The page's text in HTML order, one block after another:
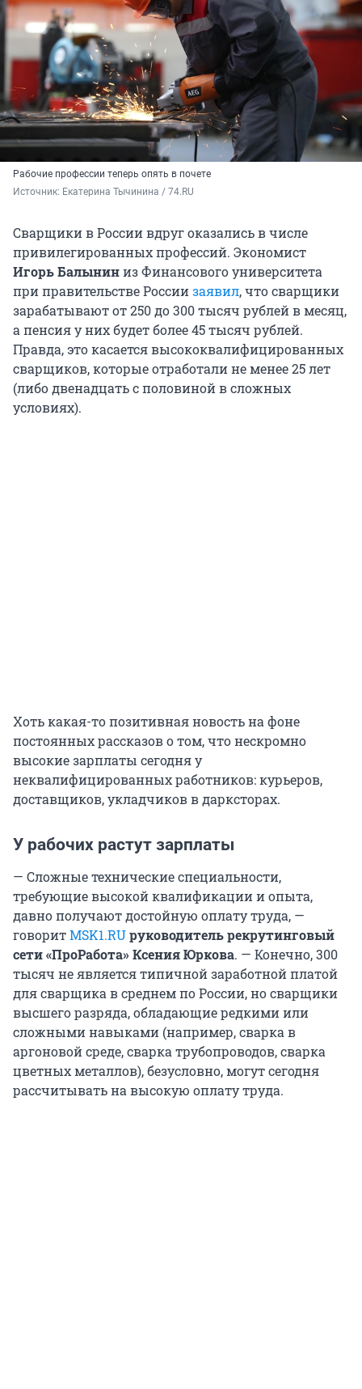
Рабочие профессии теперь опять в почете
Источник: Екатерина Тычинина / 74.RU
Сварщики в России вдруг оказались в числе
привилегированных профессий. Экономист
Игорь Балыниниз Финансового университета
при правительстве Россиизаявил, что сварщики
зарабатывают от 250 до 300 тысяч рублей в месяц,
а пенсия у них будет более 45 тысяч рублей.
Правда, это касается высококвалифицированных
сварщиков, которые отработали не менее 25 лет
(либо двенадцать с половиной в сложных
условиях).
Хоть какая-то позитивная новость на фоне
постоянных рассказов о том, что нескромно
высокие зарплаты сегодня у
неквалифицированных работников: курьеров,
доставщиков, укладчиков в дарксторах.
У рабочих растут зарплаты
— Сложные технические специальности,
требующие высокой квалификации и опыта,
давно получают достойную оплату труда, —
говоритMSK1.RUруководитель рекрутинговый
сети «ПроРабота» Ксения Юркова. — Конечно, 300
тысяч не является типичной заработной платой
для сварщика в среднем по России, но сварщики
высшего разряда, обладающие редкими или
сложными навыками (например, сварка в
аргоновой среде, сварка трубопроводов, сварка
цветных металлов), безусловно, могут сегодня
рассчитывать на высокую оплату труда.